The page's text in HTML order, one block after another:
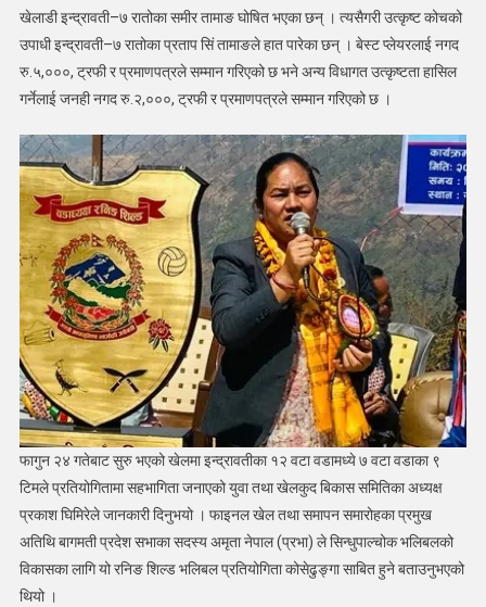
खेलाडी इन्द्रावती–७ रातोका समीर तामाङ घोषित भएका छन् । त्यसैगरी उत्कृष्ट कोचको
उपाधी इन्द्रावती–७ रातोका प्रताप सिं तामाङले हात पारेका छन् । बेस्ट प्लेयरलाई नगद
रु.५,०००, ट्रफी र प्रमाणपत्रले सम्मान गरिएको छ भने अन्य विधागत उत्कृष्टता हासिल
गर्नेलाई जनही नगद रु.२,०००, ट्रफी र प्रमाणपत्रले सम्मान गरिएको छ ।
फागुन २४ गतेबाट सुरु भएको खेलमा इन्द्रावतीका १२ वटा वडामध्ये ७ वटा वडाका ९
टिमले प्रतियोगितामा सहभागिता जनाएको युवा तथा खेलकुद बिकास समितिका अध्यक्ष
प्रकाश घिमिरेले जानकारी दिनुभयो । फाइनल खेल तथा समापन समारोहका प्रमुख
अतिथि बागमती प्रदेश सभाका सदस्य अमृता नेपाल (प्रभा) ले सिन्धुपाल्चोक भलिबलको
विकासका लागि यो रनिङ शिल्ड भलिबल प्रतियोगिता कोसेढुङ्गा साबित हुने बताउनुभएको
थियो ।